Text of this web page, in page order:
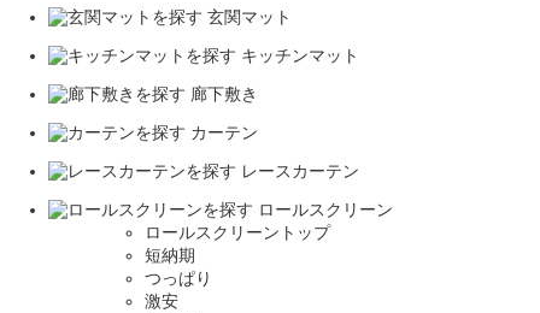
玄関マット
キッチンマット
廊下敷き
カーテン
レースカーテン
ロールスクリーン
ロールスクリーントップ
短納期
つっぱり
激安